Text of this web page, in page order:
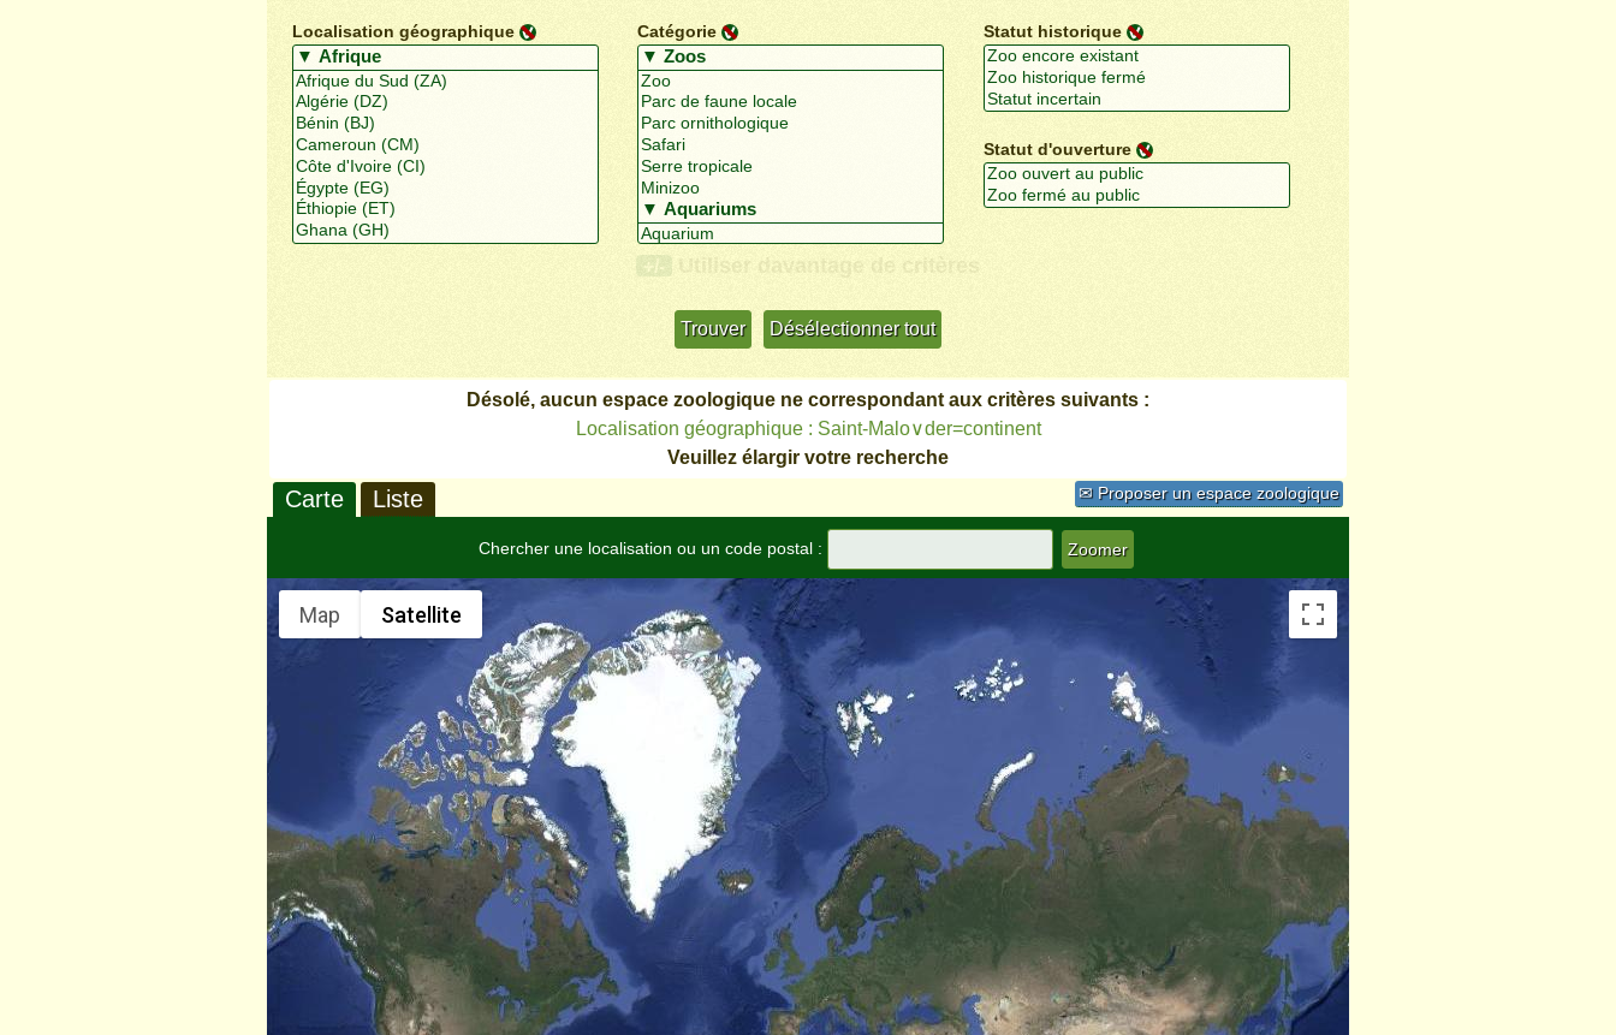
Localisation géographique Catégorie Statut historique
Statut d'ouverture
+/- Utiliser davantage de critères
Désolé, aucun espace zoologique ne correspondant aux critères suivants :
Localisation géographique : Saint-Malo∨der=continent
Veuillez élargir votre recherche
✉ Proposer un espace zoologique
Carte Liste
Chercher une localisation ou un code postal :
Map Satellite